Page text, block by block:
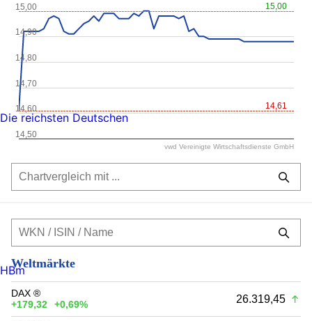
15,00
14,61
14,60
14,80
15,00
14,50
14,70
14,90
vwd Vereinigte Wirtschaftsdienste GmbH
Weltmärkte
DAX ®
+179,32
+0,69% 26.319,45
Die reichsten Deutschen
HBm